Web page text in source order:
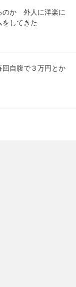
のか 外人に洋楽に
してきた
自腹で３万円とか